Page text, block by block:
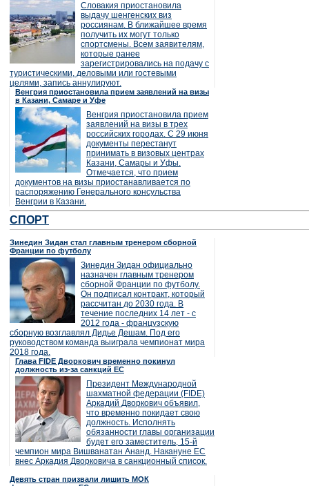
Словакия приостановила
выдачу шенгенских виз
россиянам. В ближайшее время
получить их могут только
спортсмены. Всем заявителям,
которые ранее
зарегистрировались на подачу с
туристическими, деловыми или гостевыми
целями, запись аннулируют.
Венгрия приостановила прием заявлений на визы
в Казани, Самаре и Уфе
Венгрия приостановила прием
заявлений на визы в трех
российских городах. С 29 июня
документы перестанут
принимать в визовых центрах
Казани, Самары и Уфы.
Отмечается, что прием
документов на визы приостанавливается по
распоряжению Генерального консульства
Венгрии в Казани.
СПОРТ
Зинедин Зидан стал главным тренером сборной
Франции по футболу
Зинедин Зидан официально
назначен главным тренером
сборной Франции по футболу.
Он подписал контракт, который
рассчитан до 2030 года. В
течение последних 14 лет - с
2012 года - французскую
сборную возглавлял Дидье Дешам. Под его
руководством команда выиграла чемпионат мира
2018 года.
Глава FIDE Дворкович временно покинул
должность из-за санкций ЕС
Президент Международной
шахматной федерации (FIDE)
Аркадий Дворкович объявил,
что временно покидает свою
должность. Исполнять
обязанности главы организации
будет его заместитель, 15-й
чемпион мира Вишванатан Ананд. Накануне ЕС
внес Аркадия Дворковича в санкционный список.
Девять стран призвали лишить МОК